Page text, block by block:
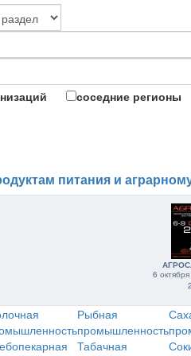
соседние регионы
питания и
6
Рыбная
промышленность
Табачная